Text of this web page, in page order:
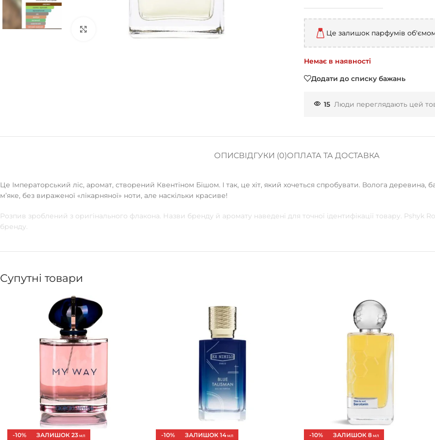
Натисніть, щоб збільшити Це залишок парфумів
Немає в наявності
Додати до списку бажань
15 Люди переглядають цей
ОПИСВІДГУКИ (0)ОПЛАТА ТА ДОСТАВКА
Це Імператорський ліс, аромат, створений Квентіном Бішом. І так, це хіт, який хочеться спробувати. Волога
мʼяке, без вираженої «лікарняної» ноти, але наскільки красиве!
Розпив зроблений з оригінального флакона. Назви бренду й аромату наведені для точної ідентифікації товару. Pshyk
бренду.
Супутні товари
-10% ЗАЛИШОК 23 МЛ -10% ЗАЛИШОК 14МЛ -10% ЗАЛИШОК 8 МЛ